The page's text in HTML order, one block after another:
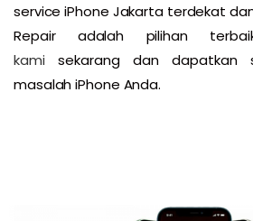
service iPhone Jakarta terdekat
Repair adalah pilihan
kamisekarang dan dapatkan
masalah iPhone Anda.